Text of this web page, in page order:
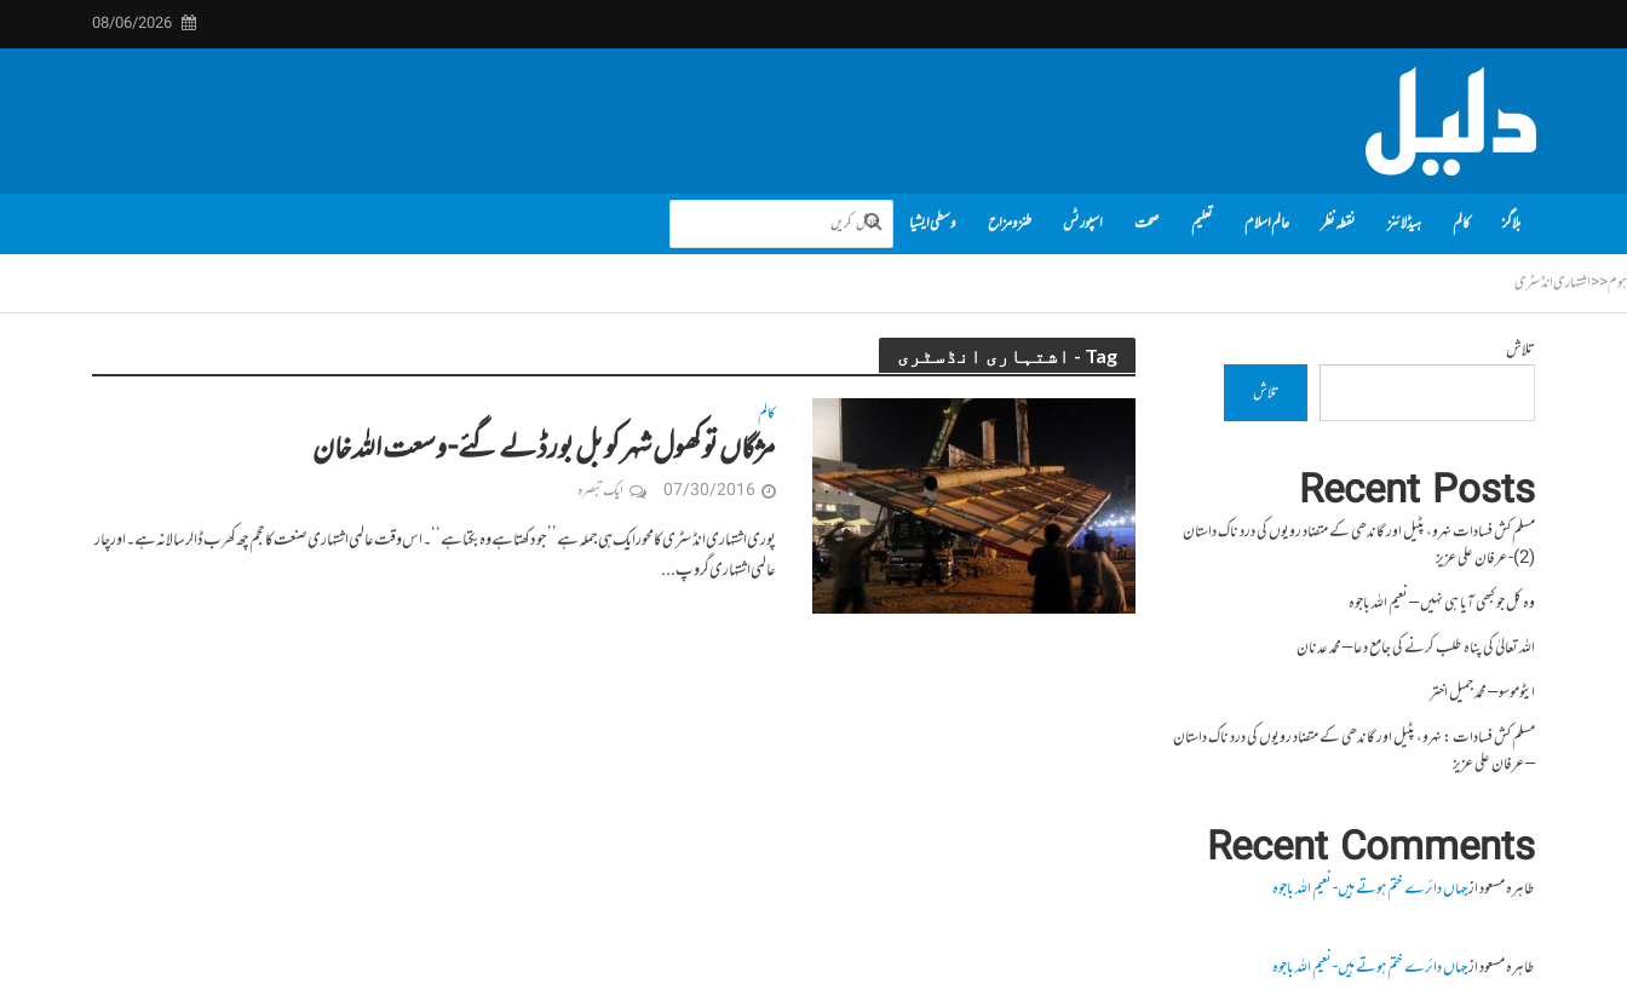
08/06/2026
بلاگز کالم ہیڈلائنز نقطہ نظر عالم اسلام تعلیم صحت اسپورٹس طنز و مزاح وسطی ایشیا
ہوم<<اشتہاری انڈسٹری
Tag - اشتہاری انڈسٹری
کالم
مژگاں تو کھول شہر کو بل بورڈ لے گئے- وسعت اللہ خان
07/30/2016 ایک تبصرہ
پوری اشتہاری انڈسٹری کا محور ایک ہی جملہ ہے ’’ جو دکھتا ہے وہ بکتا ہے‘‘۔اس وقت عالمی اشتہاری صنعت کا حجم چھ کھرب ڈالر سالانہ ہے۔اور چار
عالمی اشتہاری گروپ...
تلاش
تلاش
Recent Posts
مسلم کش فسادات نہرو، پٹیل اور گاندھی کے متضاد رویوں کی درد ناک داستان
(2)- عرفان علی عزیز
وہ کل جو کبھی آیا ہی نہیں – نعیم اللہ باجوہ
اللہ تعالیٰ کی پناہ طلب کرنے کی جامع دعا – محمد عدنان
ایٹوموسو – محمد جمیل اختر
مسلم کش فسادات : نہرو، پٹیل اور گاندھی کے متضاد رویوں کی درد ناک داستان
– عرفان علی عزیز
Recent Comments
طاہرہ مسعودازجہاں دائرے ختم ہوتے ہیں- نعیم اللہ باجوہ
طاہرہ مسعودازجہاں دائرے ختم ہوتے ہیں- نعیم اللہ باجوہ